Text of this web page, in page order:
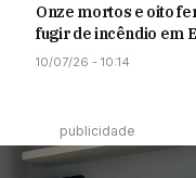
Onze mortos e oito
fugir de incêndio em
10/07/26 - 10:14
publicidade